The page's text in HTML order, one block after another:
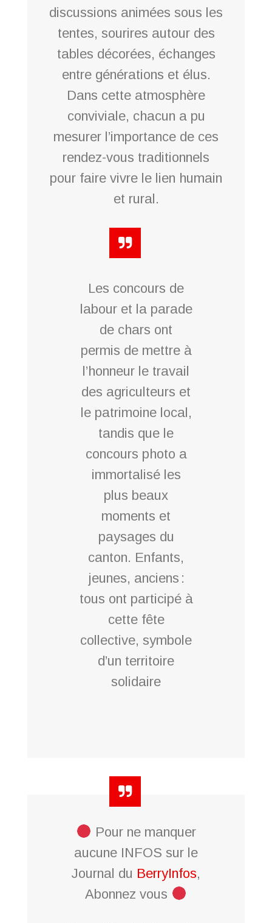
discussions animées sous les
tentes, sourires autour des
tables décorées, échanges
entre générations et élus.
Dans cette atmosphère
conviviale, chacun a pu
mesurer l’importance de ces
rendez-vous traditionnels
pour faire vivre le lien humain
et rural.
Les concours de
labour et la parade
de chars ont
permis de mettre à
l’honneur le travail
des agriculteurs et
le patrimoine local,
tandis que le
concours photo a
immortalisé les
plus beaux
moments et
paysages du
canton. Enfants,
jeunes, anciens :
tous ont participé à
cette fête
collective, symbole
d’un territoire
solidaire
Pour ne manquer
aucune INFOS sur le
Journal du BerryInfos,
Abonnez vous